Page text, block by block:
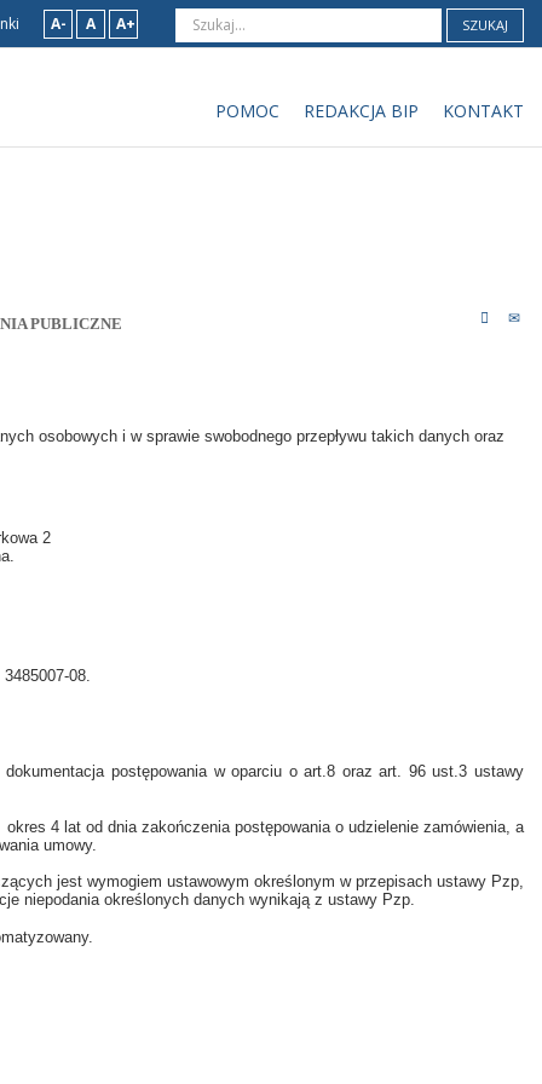
A- A A+ SZUKAJ
POMOC REDAKCJA BIP KONTAKT
PUBLICZNE
osobowych i w sprawie swobodnego przepływu takich danych oraz
2
08.
postępowania w oparciu o art.8 oraz art. 96 ust.3 ustawy
4 lat od dnia zakończenia postępowania o udzielenie zamówienia, a
umowy.
jest wymogiem ustawowym określonym w przepisach ustawy Pzp,
niepodania określonych danych wynikają z ustawy Pzp.